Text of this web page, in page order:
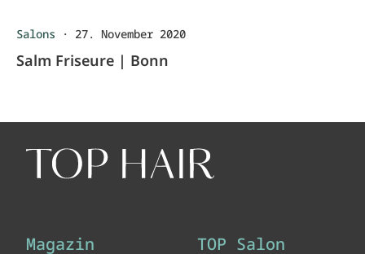
Salons · 27. November 2020
Salm Friseure | Bonn
Magazin TOP Salon